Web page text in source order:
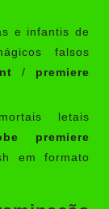
e infantis de
falsos
/ premiere
letais
premiere
em formato